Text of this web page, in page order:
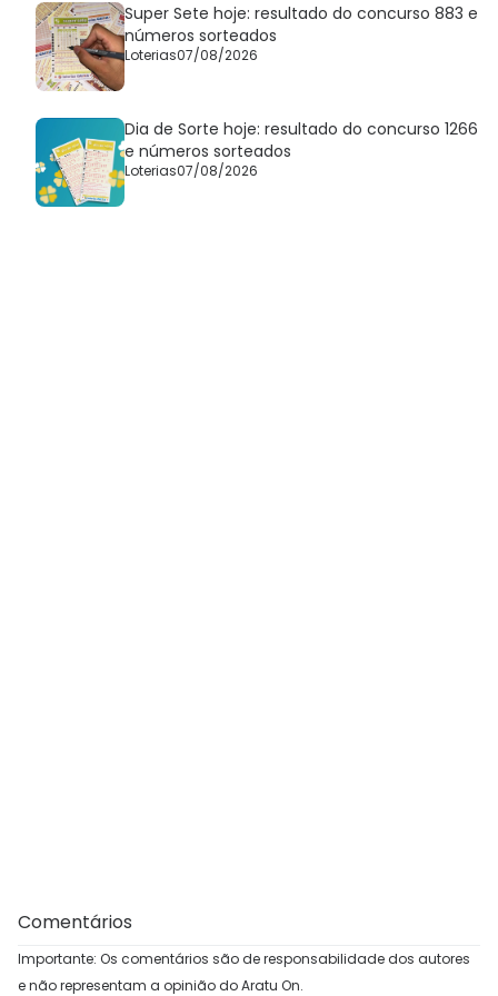
Super Sete hoje: resultado do concurso 883 e
números sorteados
Loterias07/08/2026
Dia de Sorte hoje: resultado do concurso 1266
e números sorteados
Loterias07/08/2026
Comentários
Importante: Os comentários são de responsabilidade dos autores
e não representam a opinião do Aratu On.